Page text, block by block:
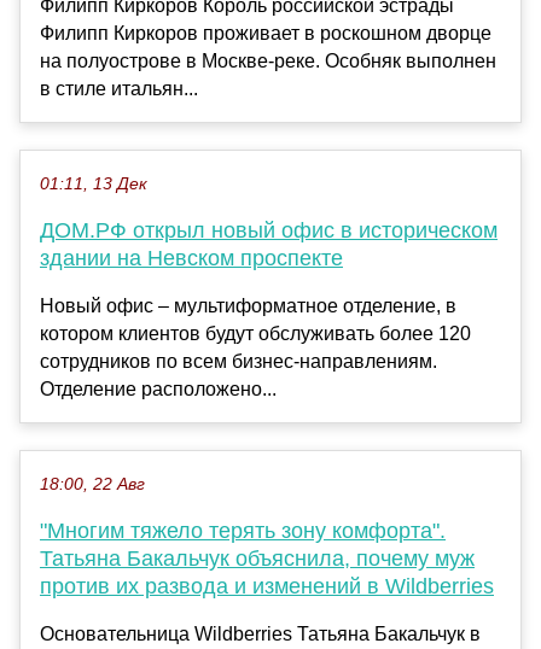
Филипп Киркоров Король российской эстрады
Филипп Киркоров проживает в роскошном дворце
на полуострове в Москве-реке. Особняк выполнен
в стиле итальян...
01:11, 13 Дек
ДОМ.РФ открыл новый офис в историческом
здании на Невском проспекте
Новый офис – мультиформатное отделение, в
котором клиентов будут обслуживать более 120
сотрудников по всем бизнес-направлениям.
Отделение расположено...
18:00, 22 Авг
"Многим тяжело терять зону комфорта".
Татьяна Бакальчук объяснила, почему муж
против их развода и изменений в Wildberries
Основательница Wildberries Татьяна Бакальчук в